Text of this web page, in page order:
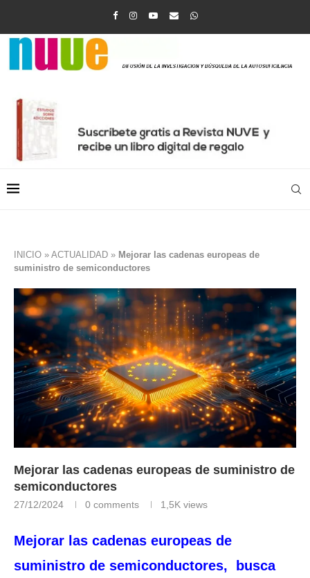
INICIO » ACTUALIDAD » Mejorar las cadenas europeas de
suministro de semiconductores
Mejorar las cadenas europeas de suministro de
semiconductores
27/12/2024 0 comments 1,5K views
Mejorar las cadenas europeas de
suministro de semiconductores, busca